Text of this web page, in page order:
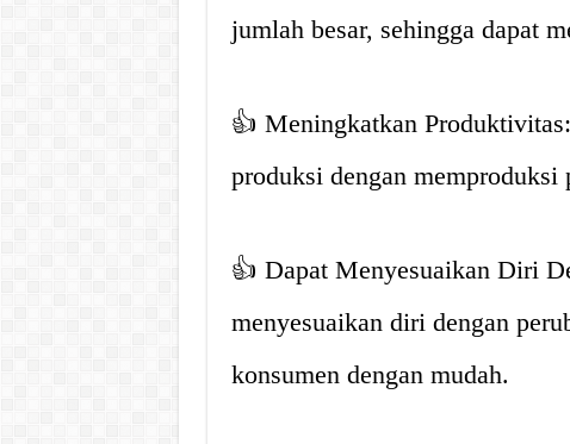
jumlah besar, sehingga dapat
👍 Meningkatkan
produksi dengan memproduksi
👍 Dapat Menyesuaikan Diri
menyesuaikan diri dengan
konsumen dengan mudah.